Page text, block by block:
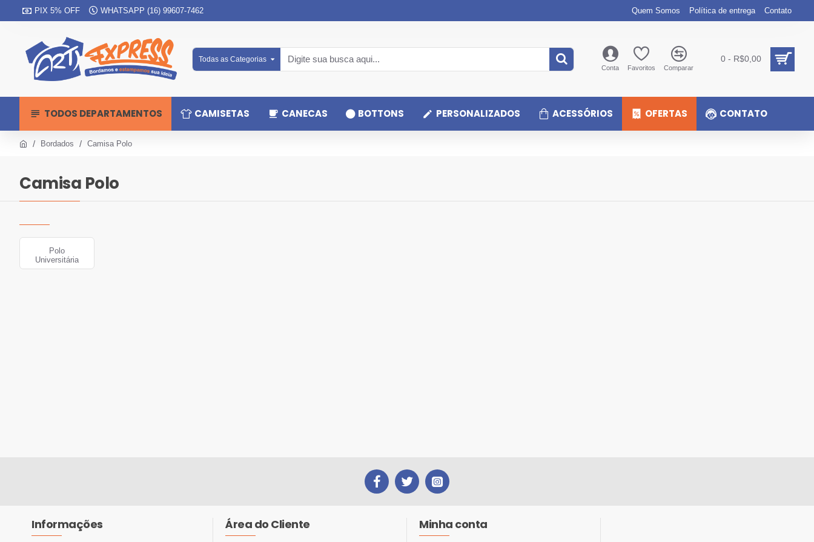
PIX 5% OFF WHATSAPP (16) 99607-7462 Quem Somos Política de entrega Contato
Todas as Categorias
Conta Favoritos Comparar
0 - R$0,00
TODOS DEPARTAMENTOS CAMISETAS CANECAS BOTTONS PERSONALIZADOS ACESSÓRIOS OFERTAS CONTATO
Bordados Camisa Polo
Camisa Polo
Polo
Universitária
Informações Área do Cliente Minha conta